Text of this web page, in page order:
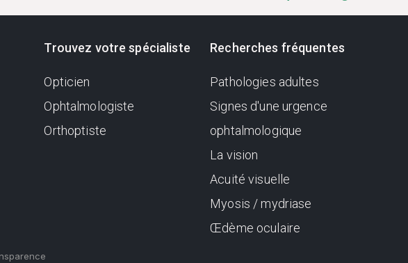
Trouvez votre spécialiste
Opticien
Ophtalmologiste
Orthoptiste
Recherches fréquentes
Pathologies adultes
Signes d'une urgence
ophtalmologique
La vision
Acuité visuelle
Myosis / mydriase
Œdème oculaire